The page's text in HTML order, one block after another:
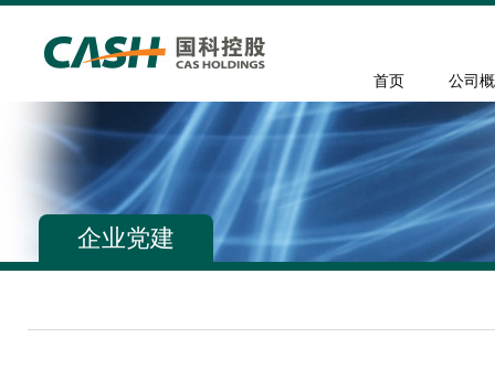
首页 公司
企业党建